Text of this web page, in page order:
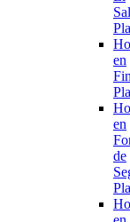
en
en
de